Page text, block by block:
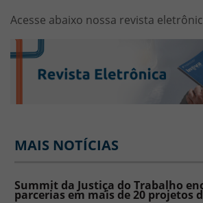
Acesse abaixo nossa revista
MAIS NOTÍCIAS
Summit da Justiça do Trabalho
parcerias em mais de 20 projetos